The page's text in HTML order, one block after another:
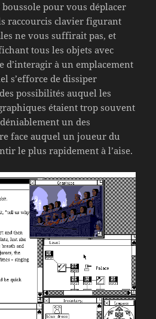
pour vous déplacer
raccourcis clavier figurant
ne vous suffirait pas, et
tous les objets avec
d’interagir à un emplacement
s’efforce de dissiper
possibilités auquel les
étaient trop souvent
un des
face auquel un joueur du
le plus rapidement à l’aise.